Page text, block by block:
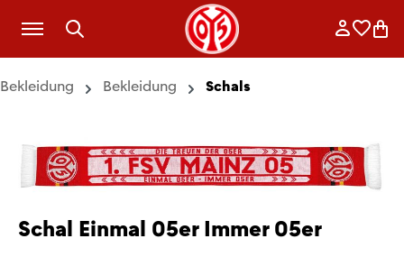
Zum Hauptinhalt springen
Bekleidung Bekleidung Schals
Schal Einmal 05er Immer 05er